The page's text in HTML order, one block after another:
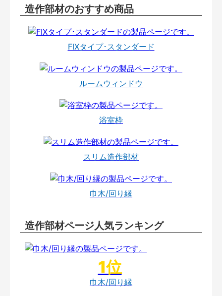
造作部材のおすすめ商品
FIXタイプ･スタンダード
ルームウィンドウ
浴室枠
スリム造作部材
巾木/回り縁
造作部材ページ人気ランキング
巾木/回り縁